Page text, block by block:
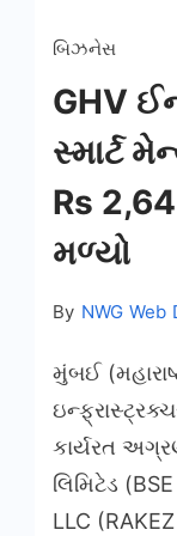
બિઝનેસ
GHV
સ્માર્ટ
Rs
મળ્યો
By NWG Web
મુંબઈ
કાર્યરત
લિમિટેડ
LLC